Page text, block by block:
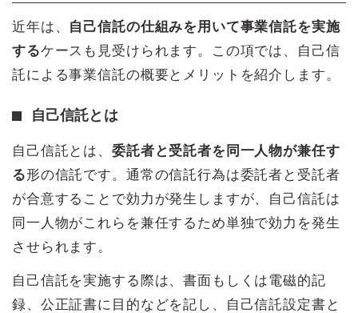
近年は、 自己信託の仕組みを用いて事業信託を実施
するケースも見受けられます。この項では、自己信
託による事業信託の概要とメリットを紹介します。
自己信託とは
自己信託とは、 委託者と受託者を同一人物が兼任す
る形の信託です。通常の信託行為は委託者と受託者
が合意することで効力が発生しますが、自己信託は
同一人物がこれらを兼任するため単独で効力を発生
させられます。
自己信託を実施する際は、書面もしくは電磁的記
録、公正証書に目的などを記し、自己信託設定書と